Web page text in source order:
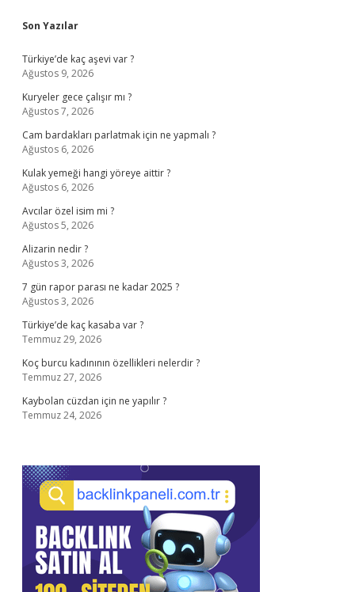
Sidebar
Son Yazılar
Türkiye’de kaç aşevi var ?
Ağustos 9, 2026
Kuryeler gece çalışır mı ?
Ağustos 7, 2026
Cam bardakları parlatmak için ne yapmalı ?
Ağustos 6, 2026
Kulak yemeği hangi yöreye aittir ?
Ağustos 6, 2026
Avcılar özel isim mi ?
Ağustos 5, 2026
Alizarin nedir ?
Ağustos 3, 2026
7 gün rapor parası ne kadar 2025 ?
Ağustos 3, 2026
Türkiye’de kaç kasaba var ?
Temmuz 29, 2026
Koç burcu kadınının özellikleri nelerdir ?
Temmuz 27, 2026
Kaybolan cüzdan için ne yapılır ?
Temmuz 24, 2026